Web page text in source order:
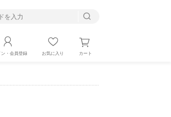
ン・会員登録 お気に入り カート